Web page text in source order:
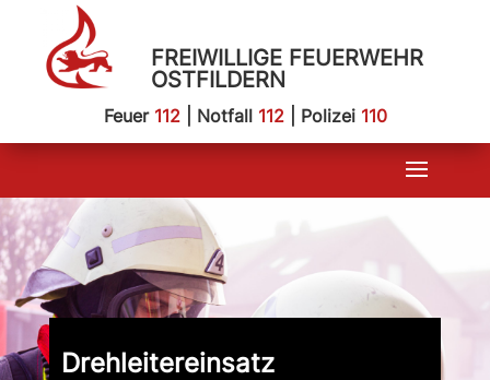
FREIWILLIGE FEUERWEHR
OSTFILDERN
Feuer 112| Notfall 112| Polizei 110
Drehleitereinsatz